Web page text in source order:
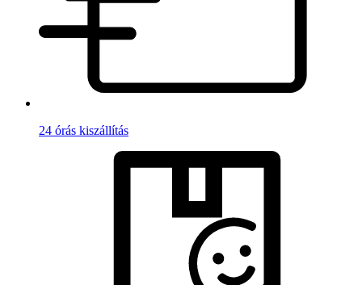
24 órás kiszállítás